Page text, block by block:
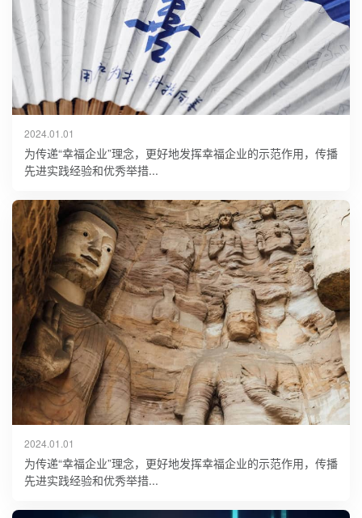
2024.01.01
为传递“幸福企业”理念，更好地发挥幸福企业的示范作用，传播
先进实践经验和优秀举措...
2024.01.01
为传递“幸福企业”理念，更好地发挥幸福企业的示范作用，传播
先进实践经验和优秀举措...